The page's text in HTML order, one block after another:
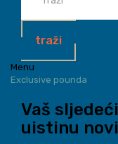
traži
Menu
Exclusive pounda
Vaš
uistinu